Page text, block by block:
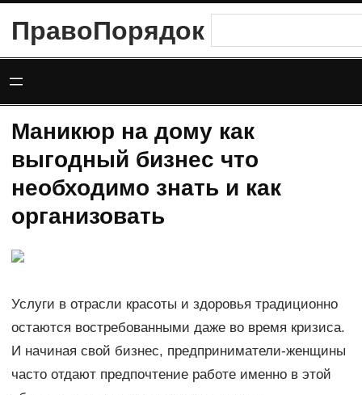
содержимому
ПравоПорядок
Маникюр на дому как
выгодный бизнес что
необходимо знать и как
организовать
Услуги в отрасли красоты и здоровья традиционно
остаются востребованными даже во время кризиса.
И начиная свой бизнес, предприниматели-женщины
часто отдают предпочтение работе именно в этой